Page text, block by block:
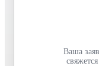
Ваша